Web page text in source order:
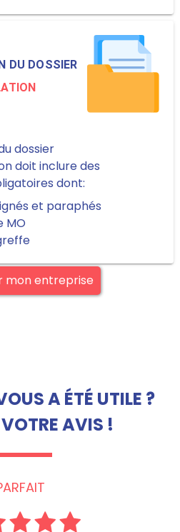
DU DOSSIER
dossier
doit inclure des
dont:
et paraphés
MO
mon entreprise
A ÉTÉ UTILE ?
AVIS !